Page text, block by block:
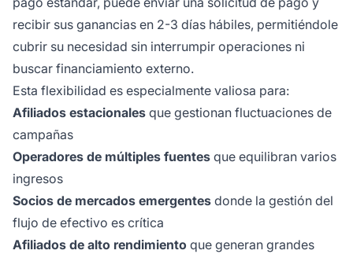
recibir sus ganancias en 2-3 días hábiles, permitiéndole
cubrir su necesidad sin interrumpir operaciones ni
buscar financiamiento externo.
Esta flexibilidad es especialmente valiosa para:
Afiliados estacionales que gestionan fluctuaciones de
campañas
Operadores de múltiples fuentes que equilibran varios
ingresos
Socios de mercados emergentes donde la gestión del
flujo de efectivo es crítica
Afiliados de alto rendimiento que generan grandes